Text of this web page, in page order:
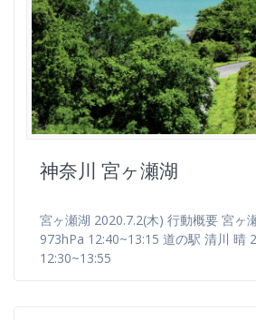
神奈川 宮ヶ瀬湖
宮ヶ瀬湖 2020.7.2(木) 行動概要 宮ヶ
973hPa 12:40~13:15 道の駅 清川 晴
12:30~13:55